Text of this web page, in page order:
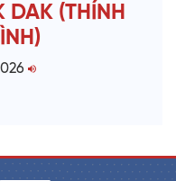
DAK (THÍNH